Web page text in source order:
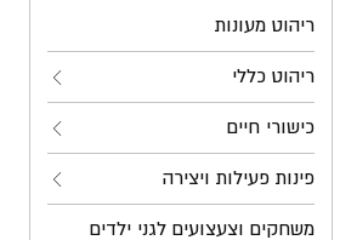
ריהוט מעונות
ריהוט כללי
כישורי חיים
פינות פעילות ויצירה
משחקים וצעצועים לגני ילדים